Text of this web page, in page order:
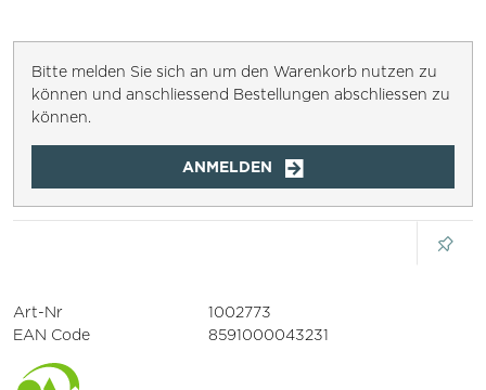
Bitte melden Sie sich an um den Warenkorb nutzen zu
können und anschliessend Bestellungen abschliessen zu
können.
ANMELDEN
Art-Nr
1002773
EAN Code
8591000043231